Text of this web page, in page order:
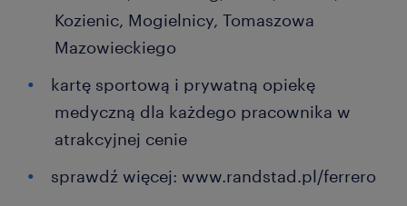
Kozienic, Mogielnicy, Tomaszowa
Mazowieckiego
kartę sportową i prywatną opiekę
medyczną dla każdego pracownika w
atrakcyjnej cenie
sprawdź więcej: www.randstad.pl/ferrero